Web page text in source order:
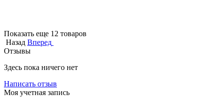
Показать еще 12 товаров
Назад Вперед
Отзывы
Здесь пока ничего нет
Написать отзыв
Моя учетная запись